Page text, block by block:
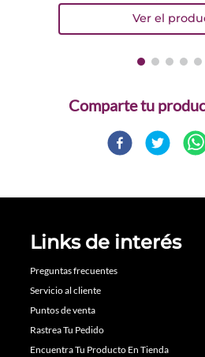
Comparte
Links de interés
Preguntas frecuentes
Servicio al cliente
Puntos de venta
Rastrea Tu Pedido
Encuentra Tu Producto En Tienda